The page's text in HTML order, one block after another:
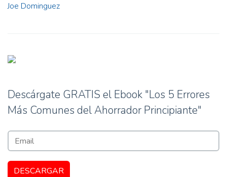
Joe Dominguez
Descárgate GRATIS el Ebook "Los 5 Errores
Más Comunes del Ahorrador Principiante"